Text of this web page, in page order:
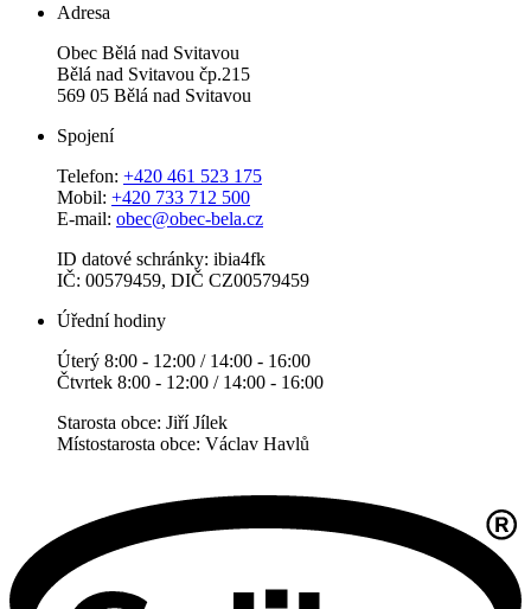
Adresa
Obec Bělá nad Svitavou
Bělá nad Svitavou čp.215
569 05 Bělá nad Svitavou
Spojení
Telefon: +420 461 523 175
Mobil: +420 733 712 500
E-mail: obec@obec-bela.cz
ID datové schránky: ibia4fk
IČ: 00579459, DIČ CZ00579459
Úřední hodiny
Úterý 8:00 - 12:00 / 14:00 - 16:00
Čtvrtek 8:00 - 12:00 / 14:00 - 16:00
Starosta obce: Jiří Jílek
Místostarosta obce: Václav Havlů